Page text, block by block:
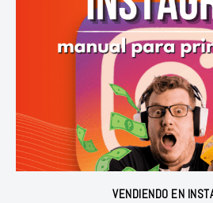
VENDIENDO EN